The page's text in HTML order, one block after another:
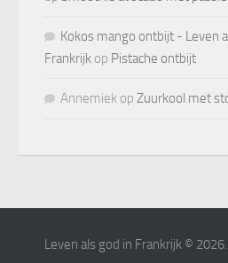
Kokos mango ontbijt - Leven
Frankrijk op Pistache ontbijt
Annemiek op Zuurkool met
Leven als god in Frankrijk ©